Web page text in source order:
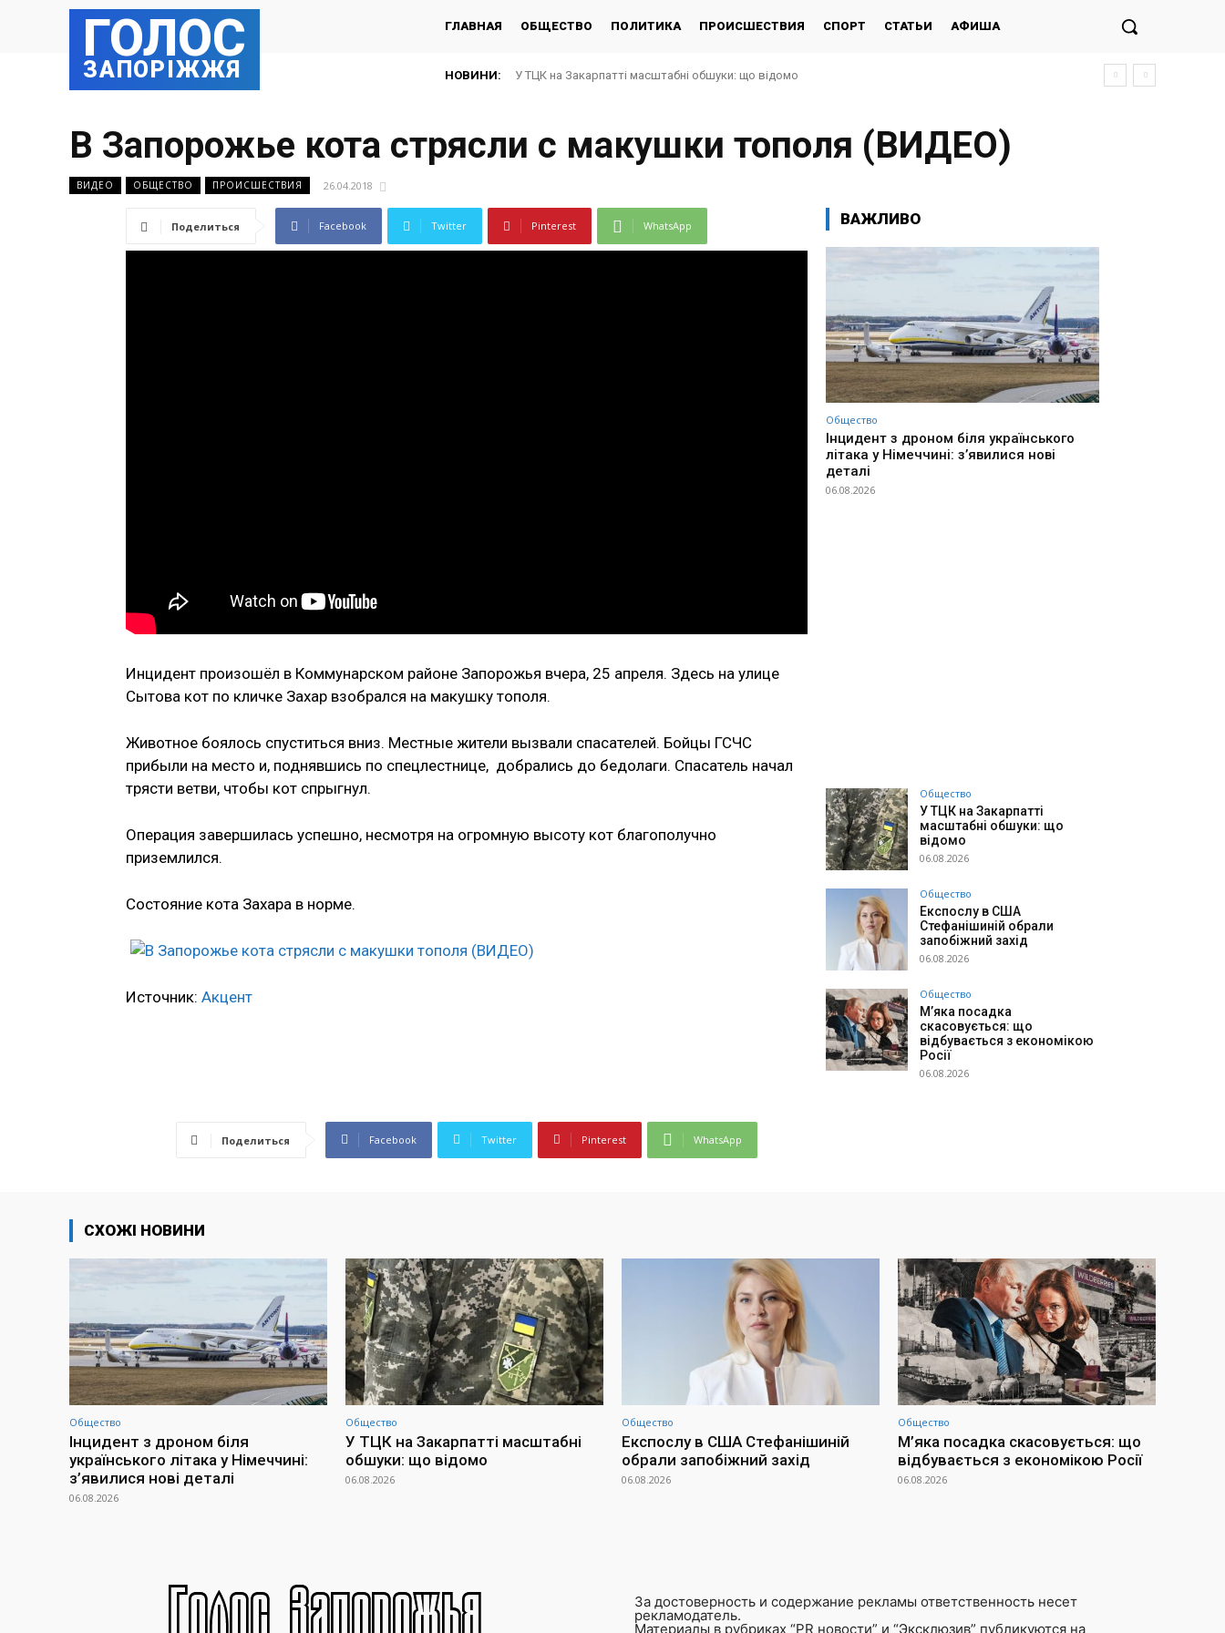
ГОЛОС
ЗАПОРІЖЖЯ
ГЛАВНАЯ ОБЩЕСТВО ПОЛИТИКА ПРОИСШЕСТВИЯ СПОРТ СТАТЬИ АФИША
НОВИНИ: У ТЦК на Закарпатті масштабні обшуки: що відомо
В Запорожье кота стрясли с макушки тополя (ВИДЕО)
ВИДЕО ОБЩЕСТВО ПРОИСШЕСТВИЯ 26.04.2018
Поделиться Facebook Twitter Pinterest WhatsApp
Инцидент произошёл в Коммунарском районе Запорожья вчера, 25 апреля. Здесь на улице
Сытова кот по кличке Захар взобрался на макушку тополя.
Животное боялось спуститься вниз. Местные жители вызвали спасателей. Бойцы ГСЧС
прибыли на место и, поднявшись по спецлестнице, добрались до бедолаги. Спасатель начал
трясти ветви, чтобы кот спрыгнул.
Операция завершилась успешно, несмотря на огромную высоту кот благополучно
приземлился.
Состояние кота Захара в норме.
Источник: Акцент
Поделиться Facebook Twitter Pinterest WhatsApp
ВАЖЛИВО
Общество
Інцидент з дроном біля українського
літака у Німеччині: з’явилися нові
деталі
06.08.2026
Общество
У ТЦК на Закарпатті
масштабні обшуки: що
відомо
06.08.2026
Общество
Експослу в США
Стефанішиній обрали
запобіжний захід
06.08.2026
Общество
М’яка посадка
скасовується: що
відбувається з економікою
Росії
06.08.2026
СХОЖІ НОВИНИ
Общество
Інцидент з дроном біля
українського літака у Німеччині:
з’явилися нові деталі
06.08.2026
Общество
У ТЦК на Закарпатті масштабні
обшуки: що відомо
06.08.2026
Общество
Експослу в США Стефанішиній
обрали запобіжний захід
06.08.2026
Общество
М’яка посадка скасовується: що
відбувається з економікою Росії
06.08.2026
За достоверность и содержание рекламы ответственность несет
рекламодатель.
Материалы в рубриках “PR новости” и “Эксклюзив” публикуются на